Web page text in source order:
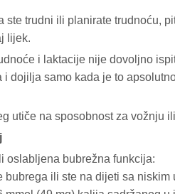
ste trudni ili planirate trudnoću,
lijek.
i laktacije nije dovoljno
dojilja samo kada je to
utiče na sposobnost za vožnju
oslabljena bubrežna funkcija:
ili ste na dijeti sa niskim